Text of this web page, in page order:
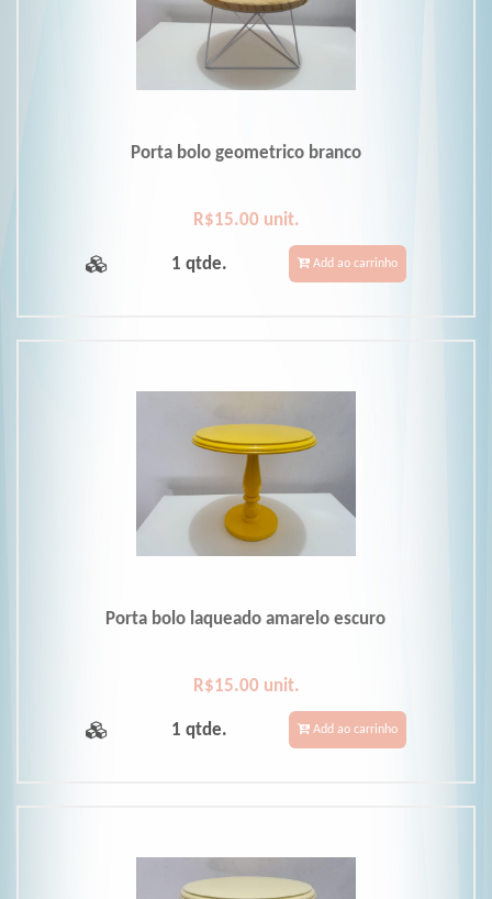
Porta bolo geometrico branco
R$15.00 unit.
1 qtde. Add ao carrinho
Porta bolo laqueado amarelo escuro
R$15.00 unit.
1 qtde. Add ao carrinho